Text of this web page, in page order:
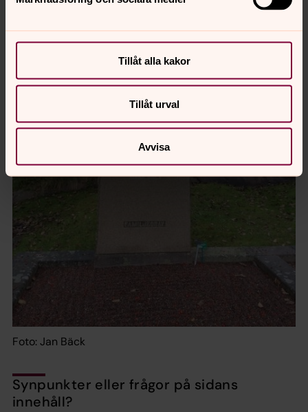
Tillåt alla kakor
Tillåt urval
Avvisa
Foto: Jan Bäck
Synpunkter eller frågor på sidans
innehåll?